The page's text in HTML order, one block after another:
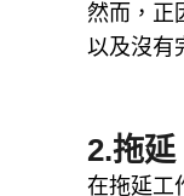
然而，正
以及沒有
2.拖延
在拖延工